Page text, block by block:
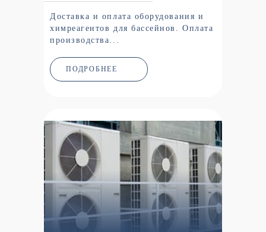
Доставка и оплата оборудования и
химреагентов для бассейнов. Оплата
производства...
ПОДРОБНЕЕ